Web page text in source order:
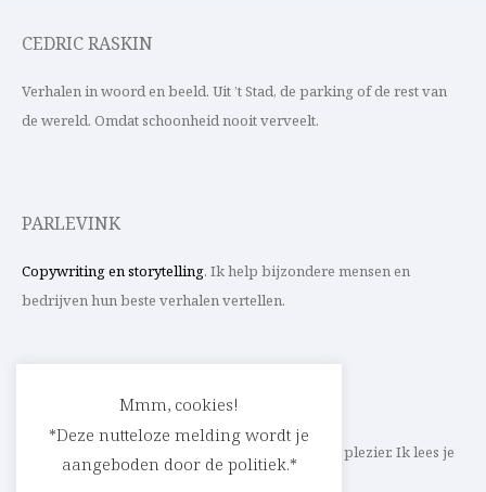
CEDRIC RASKIN
Verhalen in woord en beeld. Uit ’t Stad, de parking of de rest van
de wereld. Omdat schoonheid nooit verveelt.
PARLEVINK
Copywriting en storytelling. Ik help bijzondere mensen en
bedrijven hun beste verhalen vertellen.
Schrijf ik straks mee aan jouw verhaal? Met veel plezier. Ik lees je
heel graag op
cedric@parlevink.be
Mmm, cookies!
*Deze nutteloze melding wordt je
aangeboden door de politiek.*